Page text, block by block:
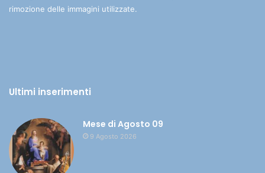
rimozione delle immagini utilizzate.
Ultimi inserimenti
Mese di Agosto 09
9 Agosto 2026